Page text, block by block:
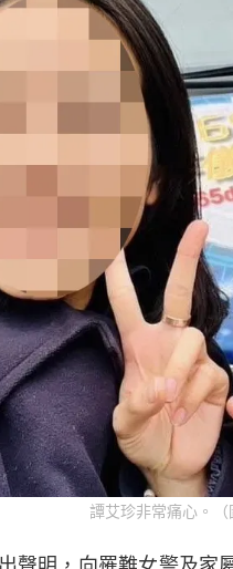
譚艾珍非常痛心。（